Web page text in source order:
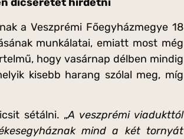
a Veszprémi Főegyházmegye 18
munkálatai, emiatt most még
hogy vasárnap délben mindig
kisebb harang szólal meg, míg
sétálni. „A veszprémi viadukttól
mind a két tornyát